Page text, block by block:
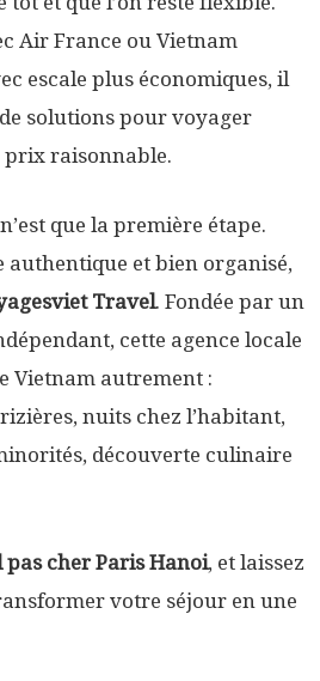
Air France ou Vietnam
escale plus économiques, il
solutions pour voyager
raisonnable.
que la première étape.
authentique et bien organisé,
Travel. Fondée par un
cette agence locale
Vietnam autrement :
nuits chez l’habitant,
découverte culinaire
pas cher Paris Hanoi, et laissez
votre séjour en une